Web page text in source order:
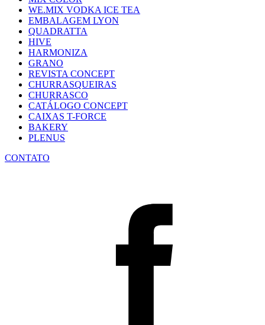
WE.MIX VODKA ICE TEA
EMBALAGEM LYON
QUADRATTA
HIVE
HARMONIZA
GRANO
REVISTA CONCEPT
CHURRASQUEIRAS
CHURRASCO
CATÁLOGO CONCEPT
CAIXAS T-FORCE
BAKERY
PLENUS
CONTATO